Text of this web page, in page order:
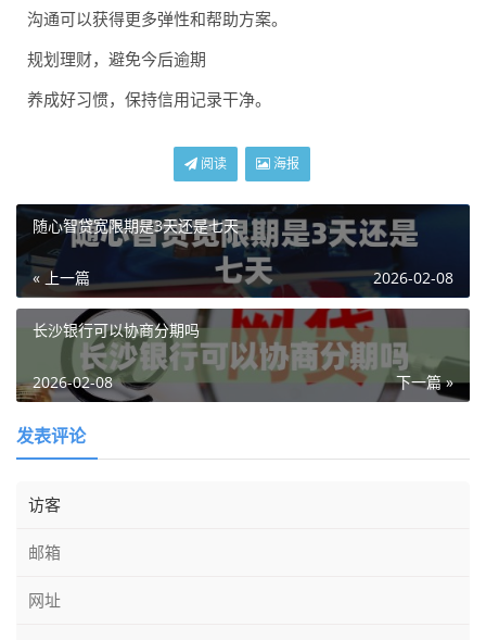
沟通可以获得更多弹性和帮助方案。
规划理财，避免今后逾期
养成好习惯，保持信用记录干净。
阅读 海报
随心智贷宽限期是3天还是七天
« 上一篇 2026-02-08
长沙银行可以协商分期吗
下一篇 »
2026-02-08
发表评论